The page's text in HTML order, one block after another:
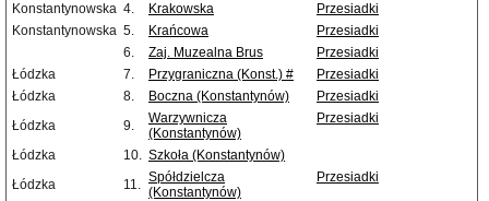
Konstantynowska 4. Krakowska
Przesiadki
Konstantynowska 5. Krańcowa
Przesiadki
6.
Zaj. Muzealna Brus
Przesiadki
Łódzka
7. Przygraniczna (Konst.) #
Przesiadki
Łódzka
8. Boczna (Konstantynów)
Przesiadki
Łódzka
9.
Warzywnicza
(Konstantynów)
Przesiadki
Łódzka 10. Szkoła (Konstantynów)
Łódzka
11. Spółdzielcza
(Konstantynów)
Przesiadki